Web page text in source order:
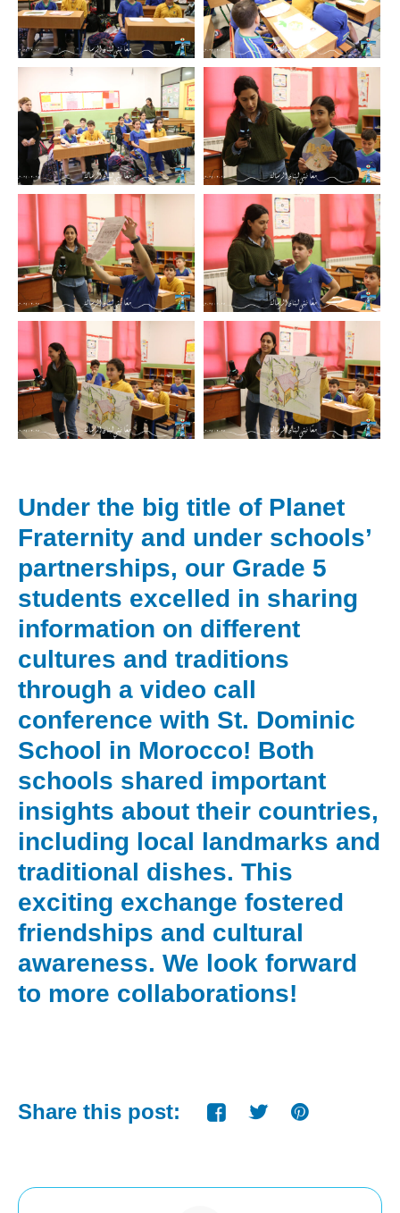
Under the big title of Planet
Fraternity and under schools’
partnerships, our Grade 5
students excelled in sharing
information on different
cultures and traditions
through a video call
conference with St. Dominic
School in Morocco! Both
schools shared important
insights about their countries,
including local landmarks and
traditional dishes. This
exciting exchange fostered
friendships and cultural
awareness. We look forward
to more collaborations!
Share this post: